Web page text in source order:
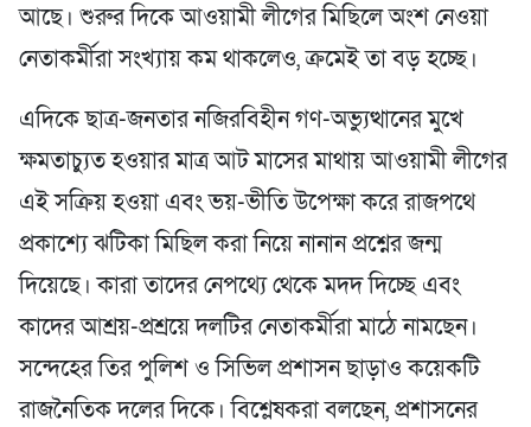
আছে। শুরুর দিকে আওয়ামী লীগের মিছিলে অংশ নেওয়া
নেতাকর্মীরা সংখ্যায় কম থাকলেও, ক্রমেই তা বড় হচ্ছে।
এদিকে ছাত্র-জনতার নজিরবিহীন গণ-অভ্যুত্থানের মুখে
ক্ষমতাচ্যুত হওয়ার মাত্র আট মাসের মাথায় আওয়ামী লীগের
এই সক্রিয় হওয়া এবং ভয়-ভীতি উপেক্ষা করে রাজপথে
প্রকাশ্যে ঝটিকা মিছিল করা নিয়ে নানান প্রশ্নের জন্ম
দিয়েছে। কারা তাদের নেপথ্যে থেকে মদদ দিচ্ছে এবং
কাদের আশ্রয়-প্রশ্রয়ে দলটির নেতাকর্মীরা মাঠে নামছেন।
সন্দেহের তির পুলিশ ও সিভিল প্রশাসন ছাড়াও কয়েকটি
রাজনৈতিক দলের দিকে। বিশ্লেষকরা বলছেন, প্রশাসনের